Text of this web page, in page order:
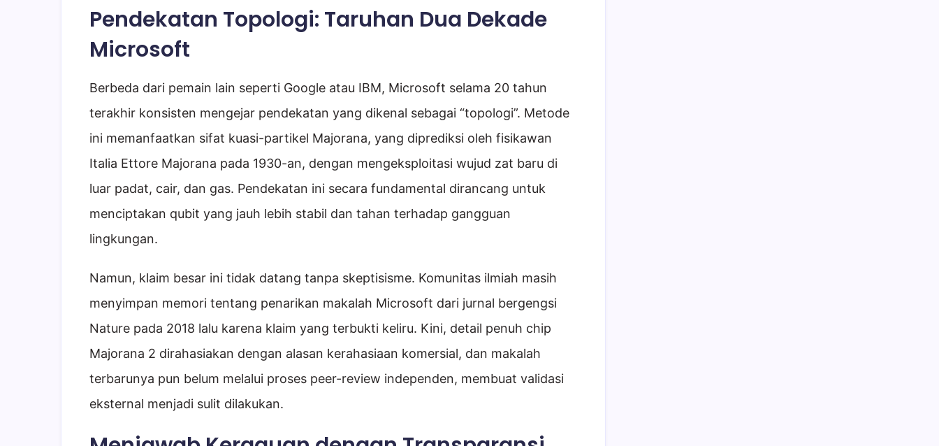
Pendekatan Topologi: Taruhan Dua Dekade
Microsoft
Berbeda dari pemain lain seperti Google atau IBM, Microsoft selama 20 tahun
terakhir konsisten mengejar pendekatan yang dikenal sebagai “topologi”. Metode
ini memanfaatkan sifat kuasi-partikel Majorana, yang diprediksi oleh fisikawan
Italia Ettore Majorana pada 1930-an, dengan mengeksploitasi wujud zat baru di
luar padat, cair, dan gas. Pendekatan ini secara fundamental dirancang untuk
menciptakan qubit yang jauh lebih stabil dan tahan terhadap gangguan
lingkungan.
Namun, klaim besar ini tidak datang tanpa skeptisisme. Komunitas ilmiah masih
menyimpan memori tentang penarikan makalah Microsoft dari jurnal bergengsi
Nature pada 2018 lalu karena klaim yang terbukti keliru. Kini, detail penuh chip
Majorana 2 dirahasiakan dengan alasan kerahasiaan komersial, dan makalah
terbarunya pun belum melalui proses peer-review independen, membuat validasi
eksternal menjadi sulit dilakukan.